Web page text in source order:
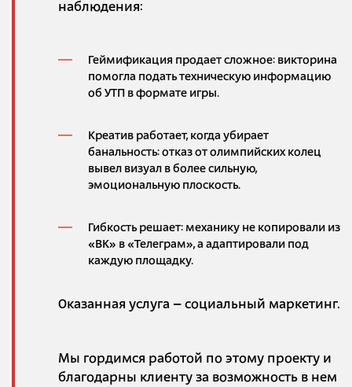
наблюдения:
Геймификация продает сложное: викторина
помогла подать техническую информацию
об УТП в формате игры.
Креатив работает, когда убирает
банальность: отказ от олимпийских колец
вывел визуал в более сильную,
эмоциональную плоскость.
Гибкость решает: механику не копировали из
«ВК» в «Телеграм», а адаптировали под
каждую площадку.
Оказанная услуга – социальный маркетинг.
Мы гордимся работой по этому проекту и
благодарны клиенту за возможность в нем